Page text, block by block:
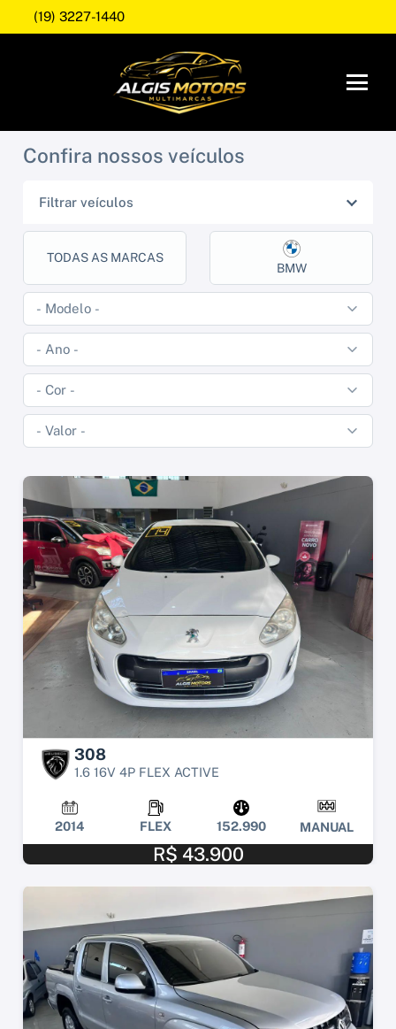
(19) 3227-1440
Confira nossos veículos
Filtrar veículos
TODAS AS MARCAS
BMW
308
1.6 16V 4P FLEX ACTIVE
2014 FLEX 152.990 MANUAL
R$ 43.900